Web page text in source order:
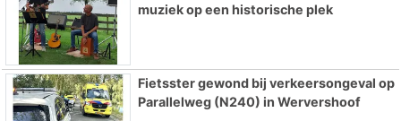
muziek op een historische plek
Fietsster gewond bij verkeersongeval op
Parallelweg (N240) in Wervershoof